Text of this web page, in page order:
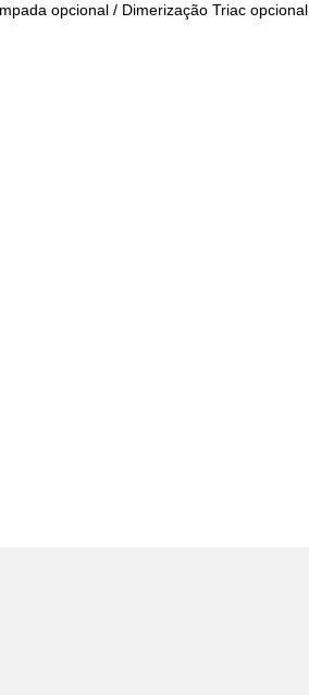
opcional / Dimerização Triac opcional